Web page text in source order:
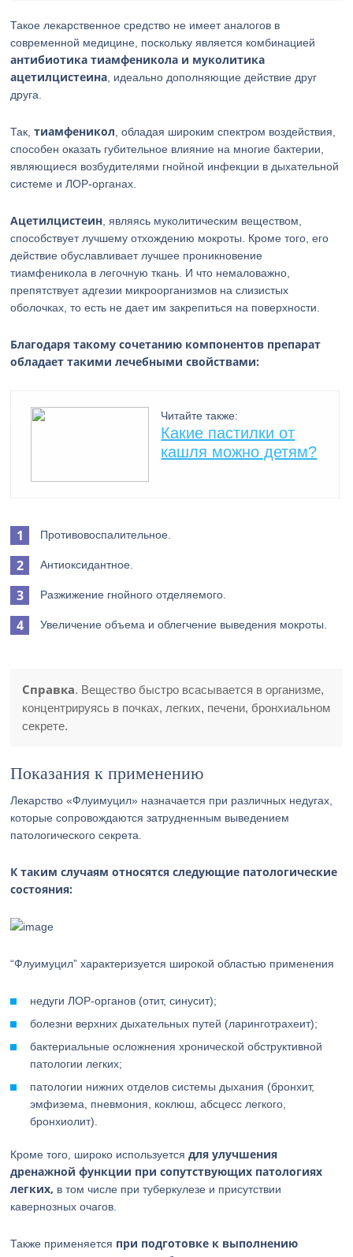
Такое лекарственное средство не имеет аналогов в
современной медицине, поскольку является комбинацией
антибиотика тиамфеникола и муколитика
ацетилцистеина , идеально дополняющие действие друг
друга.
Так,тиамфеникол , обладая широким спектром воздействия,
способен оказать губительное влияние на многие бактерии,
являющиеся возбудителями гнойной инфекции в дыхательной
системе и ЛОР-органах.
Ацетилцистеин , являясь муколитическим веществом,
способствует лучшему отхождению мокроты. Кроме того, его
действие обуславливает лучшее проникновение
тиамфеникола в легочную ткань. И что немаловажно,
препятствует адгезии микроорганизмов на слизистых
оболочках, то есть не дает им закрепиться на поверхности.
Благодаря такому сочетанию компонентов препарат
обладает такими лечебными свойствами:
Читайте также:
Какие пастилки от
кашля можно детям?
Противовоспалительное.
Антиоксидантное.
Разжижение гнойного отделяемого.
Увеличение объема и облегчение выведения мокроты.
Справка. Вещество быстро всасывается в организме,
концентрируясь в почках, легких, печени, бронхиальном
секрете.
Показания к применению
Лекарство «Флуимуцил» назначается при различных недугах,
которые сопровождаются затрудненным выведением
патологического секрета.
К таким случаям относятся следующие патологические
состояния:
“Флуимуцил” характеризуется широкой областью применения
недуги ЛОР-органов (отит, синусит);
болезни верхних дыхательных путей (ларинготрахеит);
бактериальные осложнения хронической обструктивной
патологии легких;
патологии нижних отделов системы дыхания (бронхит,
эмфизема, пневмония, коклюш, абсцесс легкого,
бронхиолит).
Кроме того, широко используетсядля улучшения
дренажной функции при сопутствующих патологиях
легких, в том числе при туберкулезе и присутствии
кавернозных очагов.
Также применяется при подготовке к выполнению